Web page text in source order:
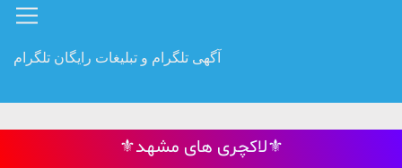
آگهی تلگرام و تبلیغات رایگان تلگرام
⚜لاکچری های مشهد⚜